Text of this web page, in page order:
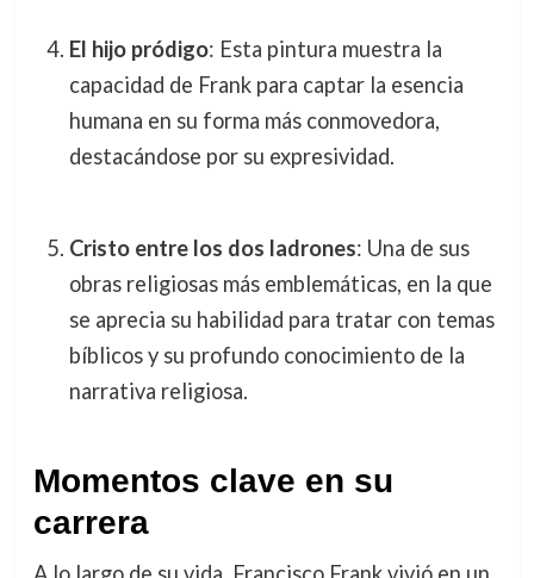
El hijo pródigo: Esta pintura muestra la
capacidad de Frank para captar la esencia
humana en su forma más conmovedora,
destacándose por su expresividad.
Cristo entre los dos ladrones: Una de sus
obras religiosas más emblemáticas, en la que
se aprecia su habilidad para tratar con temas
bíblicos y su profundo conocimiento de la
narrativa religiosa.
Momentos clave en su
carrera